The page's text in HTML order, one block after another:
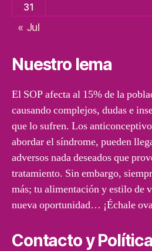
31
« Jul
Nuestro lema
El SOP afecta al 15% de la
causando complejos, dudas e
que lo sufren. Los
abordar el síndrome, pueden
adversos nada deseados que
tratamiento. Sin embargo,
más; tu alimentación y estilo de
nueva oportunidad… ¡Échale
Contacto y